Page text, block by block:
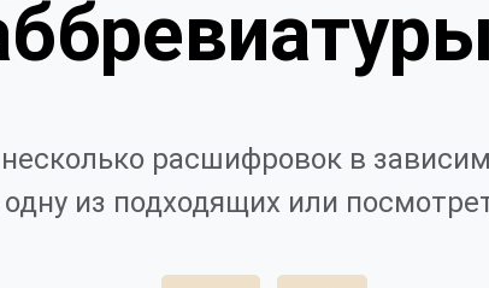
расшифровок в
из подходящих или